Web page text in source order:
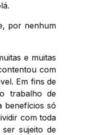
por nenhum
e muitas
com
Em fins de
trabalho de
benefícios só
com toda
sujeito de